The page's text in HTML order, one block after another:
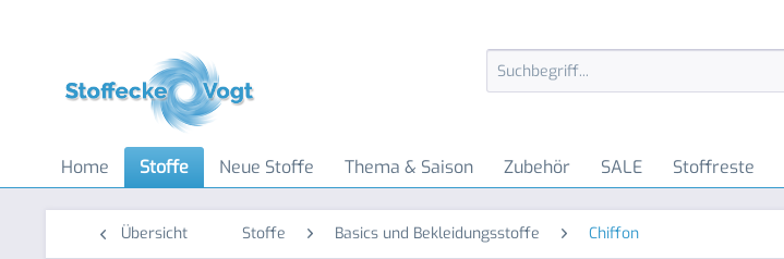
Home Stoffe Neue Stoffe Thema & Saison Zubehör SALE Stoffreste
Übersicht Stoffe Basics und Bekleidungsstoffe Chiffon